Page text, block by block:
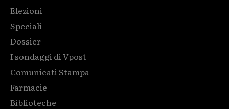
Elezioni
Speciali
Dossier
I sondaggi di Vpost
Comunicati Stampa
Farmacie
Biblioteche